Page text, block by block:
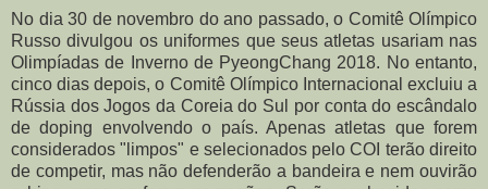
No dia 30 de novembro do ano passado, o Comitê Olímpico
Russo divulgou os uniformes que seus atletas usariam nas
Olimpíadas de Inverno de PyeongChang 2018. No entanto,
cinco dias depois, o Comitê Olímpico Internacional excluiu a
Rússia dos Jogos da Coreia do Sul por conta do escândalo
de doping envolvendo o país. Apenas atletas que forem
considerados "limpos" e selecionados pelo COI terão direito
de competir, mas não defenderão a bandeira e nem ouvirão